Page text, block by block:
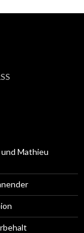
Mathieu